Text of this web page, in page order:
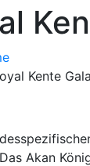
Kente
Akan